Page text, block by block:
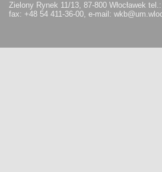
Zielony Rynek 11/13, 87-800 Włocławek
fax: +48 54 411-36-00, e-mail: